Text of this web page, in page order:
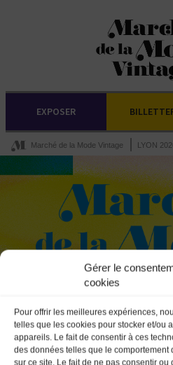
Gérer le
cookies
Pour offrir les meilleures expériences,
telles que les cookies pour stocker et/ou
appareils. Le fait de consentir à ces
des données telles que le
sur ce site. Le fait de ne pas consentir
EXPOSER
Marché de la Mode Vintage LYON